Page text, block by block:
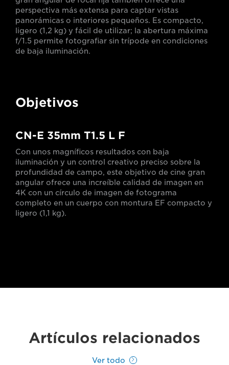
perspectiva más extensa para captar vistas
panorámicas o interiores pequeños. Es compacto,
ligero (1,2 kg) y fácil de utilizar; la abertura máxima
f/1.5 permite fotografiar sin trípode en condiciones
de baja iluminación.
Objetivos
CN-E 35mm T1.5 L F
Con unos magníficos resultados con baja
iluminación y un control creativo preciso sobre la
profundidad de campo, este objetivo de cine gran
angular ofrece una increíble calidad de imagen en
4K con un círculo de imagen de fotograma
completo en un cuerpo con montura EF compacto y
ligero (1,1 kg).
Artículos relacionados
Ver todo